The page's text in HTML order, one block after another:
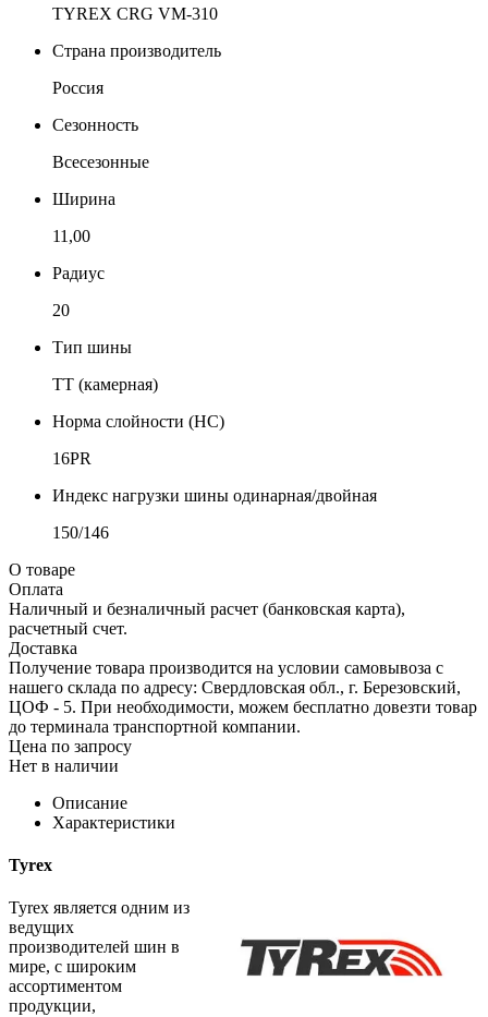
TYREX CRG VM-310
Страна производитель
Россия
Сезонность
Всесезонные
Ширина
11,00
Радиус
20
Тип шины
TT (камерная)
Норма слойности (НС)
16PR
Индекс нагрузки шины одинарная/двойная
150/146
О товаре
Оплата
Наличный и безналичный расчет (банковская карта),
расчетный счет.
Доставка
Получение товара производится на условии самовывоза с
нашего склада по адресу: Свердловская обл., г. Березовский,
ЦОФ - 5. При необходимости, можем бесплатно довезти товар
до терминала транспортной компании.
Цена по запросу
Нет в наличии
Описание
Характеристики
Tyrex
Tyrex является одним из
ведущих
производителей шин в
мире, с широким
ассортиментом
продукции,